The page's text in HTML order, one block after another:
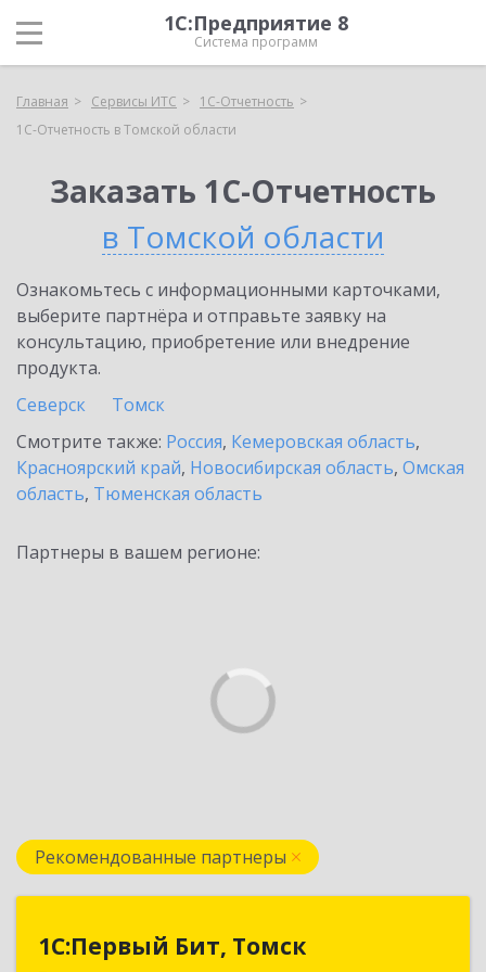
1С:Предприятие 8
Система программ
Главная Сервисы ИТС
1С-Отчетность
1С-Отчетность в Томской области
Заказать 1С-Отчетность
в Томской области
Ознакомьтесь с информационными карточками,
выберите партнёра и отправьте заявку на
консультацию, приобретение или внедрение
продукта.
Северск
Томск
Смотрите также: Россия, Кемеровская область,
Красноярский край, Новосибирская область, Омская
область, Тюменская область
Партнеры в вашем регионе:
Рекомендованные партнеры
1С:Первый Бит, Томск